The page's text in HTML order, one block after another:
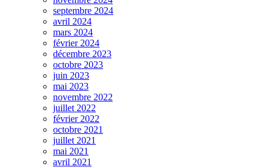
septembre 2024
avril 2024
mars 2024
février 2024
décembre 2023
octobre 2023
juin 2023
mai 2023
novembre 2022
juillet 2022
février 2022
octobre 2021
juillet 2021
mai 2021
avril 2021